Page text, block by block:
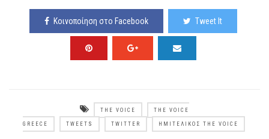
Κοινοποίηση στο Facebook Tweet It
THE VOICE THE VOICE
GREECE TWEETS TWITTER ΗΜΙΤΕΛΙΚΌΣ THE VOICE